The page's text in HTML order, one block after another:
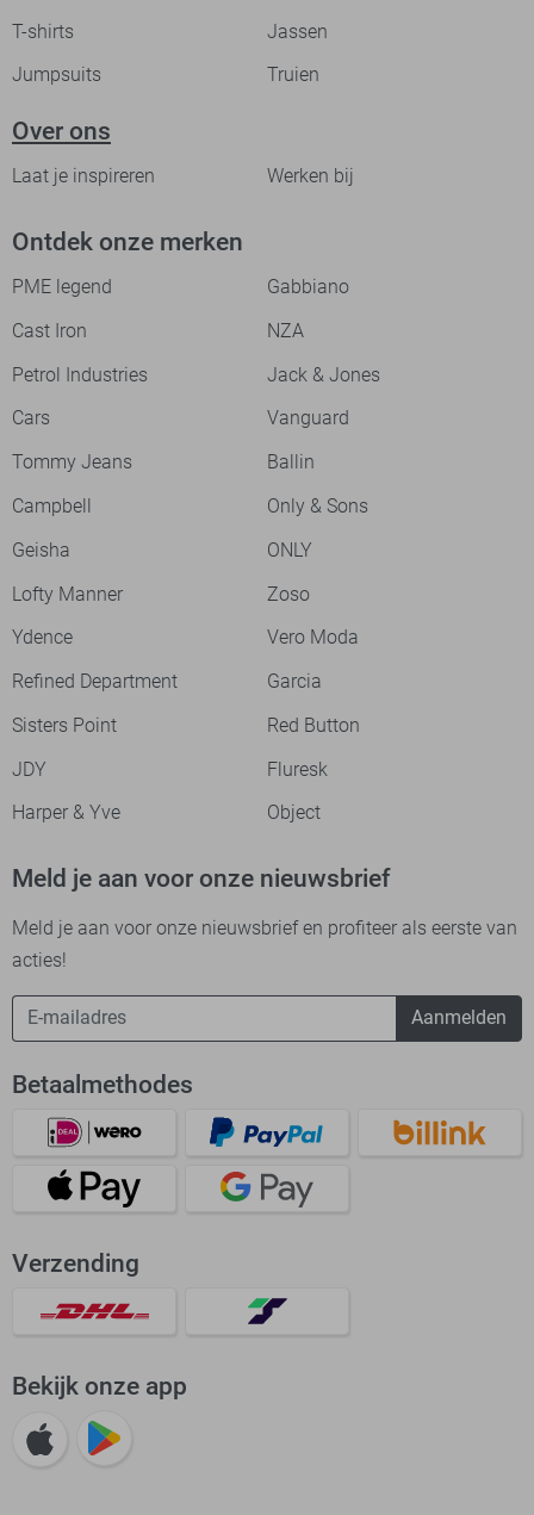
T-shirts
Jassen
Jumpsuits
Truien
Over ons
Laat je inspireren Werken bij
Ontdek onze merken
PME legend
Gabbiano
Cast Iron
NZA
Petrol Industries
Jack & Jones
Cars
Vanguard
Tommy Jeans
Ballin
Campbell
Only & Sons
Geisha
ONLY
Lofty Manner
Zoso
Ydence
Vero Moda
Refined Department
Garcia
Sisters Point
Red Button
JDY
Fluresk
Harper & Yve
Object
Meld je aan voor onze nieuwsbrief
Meld je aan voor onze nieuwsbrief en profiteer als eerste van
acties!
Aanmelden
Betaalmethodes
Verzending
Bekijk onze app